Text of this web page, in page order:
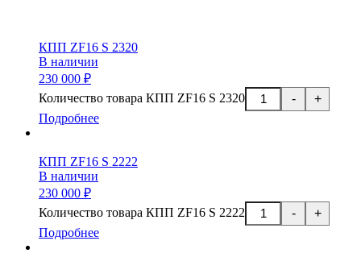
КПП ZF16 S 2320
В наличии
230 000 ₽
-
Количество товара КПП ZF16 S 2320
+
Подробнее
КПП ZF16 S 2222
В наличии
230 000 ₽
-
Количество товара КПП ZF16 S 2222
+
Подробнее